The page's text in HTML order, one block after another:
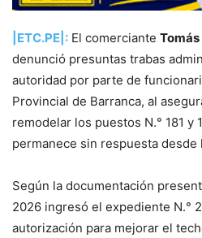
|ETC.PE|: El comerciante
denunció presuntas trabas
autoridad por parte de
Provincial de Barranca, al
remodelar los puestos N.° 181 y
permanece sin respuesta desde
Según la documentación
2026 ingresó el expediente N.°
autorización para mejorar el